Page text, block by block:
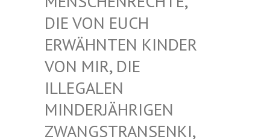
IE VON EUCH E
RWÄHNTEN KINDER V
ON MIR, DIE I
LLEGALEN M
INDERJÄHRIGEN Z
WANGSTRANSENKI, W